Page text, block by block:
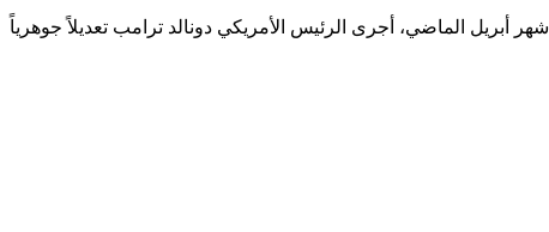
أبريل الماضي، أجرى الرئيس الأمريكي دونالد ترامب تعديلاً جوهرياً